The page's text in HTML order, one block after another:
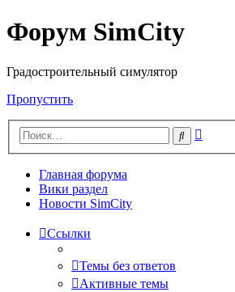
Форум SimCity
Градостроительный симулятор
Пропустить
Поиск
Главная форума
Вики раздел
Новости SimCity
Ссылки
Темы без ответов
Активные темы